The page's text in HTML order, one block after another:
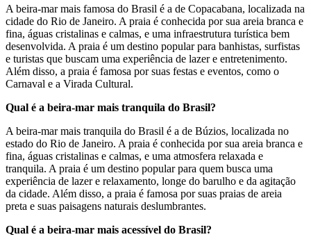
A beira-mar mais famosa do Brasil é a de Copacabana, localizada na
cidade do Rio de Janeiro. A praia é conhecida por sua areia branca e
fina, águas cristalinas e calmas, e uma infraestrutura turística bem
desenvolvida. A praia é um destino popular para banhistas, surfistas
e turistas que buscam uma experiência de lazer e entretenimento.
Além disso, a praia é famosa por suas festas e eventos, como o
Carnaval e a Virada Cultural.
Qual é a beira-mar mais tranquila do Brasil?
A beira-mar mais tranquila do Brasil é a de Búzios, localizada no
estado do Rio de Janeiro. A praia é conhecida por sua areia branca e
fina, águas cristalinas e calmas, e uma atmosfera relaxada e
tranquila. A praia é um destino popular para quem busca uma
experiência de lazer e relaxamento, longe do barulho e da agitação
da cidade. Além disso, a praia é famosa por suas praias de areia
preta e suas paisagens naturais deslumbrantes.
Qual é a beira-mar mais acessível do Brasil?